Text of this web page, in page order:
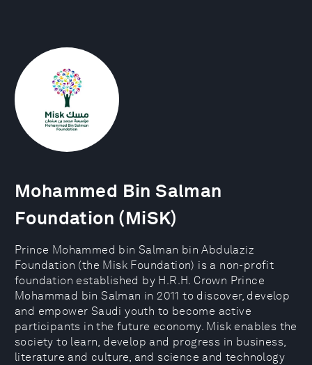
Mohammed Bin Salman
Foundation (MiSK)
Prince Mohammed bin Salman bin Abdulaziz
Foundation (the Misk Foundation) is a non-profit
foundation established by H.R.H. Crown Prince
Mohammad bin Salman in 2011 to discover, develop
and empower Saudi youth to become active
participants in the future economy. Misk enables the
society to learn, develop and progress in business,
literature and culture, and science and technology